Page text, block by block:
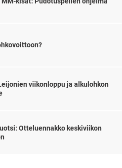
viikonloppu ja alkulohkon
Otteluennakko keskiviikon